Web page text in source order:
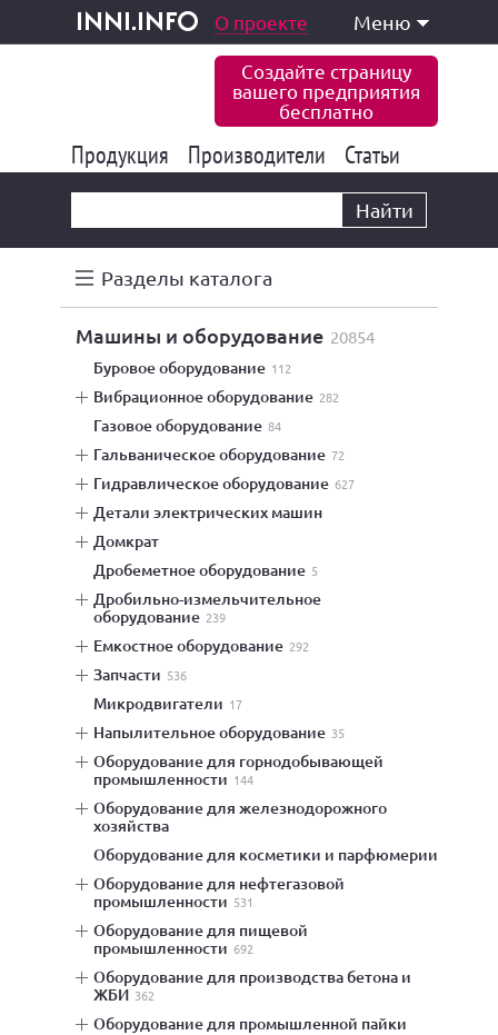
inni.info
и услуги О проекте Меню
Создайте страницу
вашего предприятия
бесплатно
Продукция 177 835
Производители 6 771
Статьи
Найти
Разделы каталога
машины и оборудование 20854
буровое оборудование 112
вибрационное оборудование 282
газовое оборудование 84
гальваническое оборудование 72
гидравлическое оборудование 627
детали электрических машин
домкрат
дробеметное оборудование 5
дробильно-измельчительное
оборудование 239
емкостное оборудование 292
запчасти 536
микродвигатели 17
напылительное оборудование 35
оборудование для горнодобывающей
промышленности 144
оборудование для железнодорожного
хозяйства
оборудование для косметики и парфюмерии
оборудование для нефтегазовой
промышленности 531
оборудование для пищевой
промышленности 692
оборудование для производства бетона и
ЖБИ 362
оборудование для промышленной пайки